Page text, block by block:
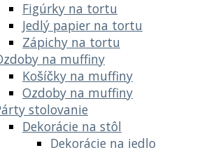
Figúrky na tortu
Jedlý papier na tortu
Zápichy na tortu
na muffiny
Košíčky na muffiny
Ozdoby na muffiny
stolovanie
Dekorácie na stôl
Dekorácie na jedlo